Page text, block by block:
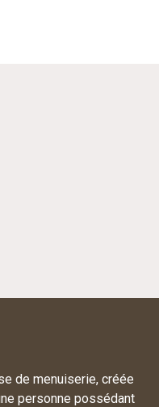
de menuiserie, créée
personne possédant